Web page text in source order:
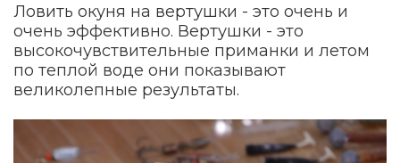
Ловить окуня на вертушки - это очень и
очень эффективно. Вертушки - это
высокочувствительные приманки и летом
по теплой воде они показывают
великолепные результаты.